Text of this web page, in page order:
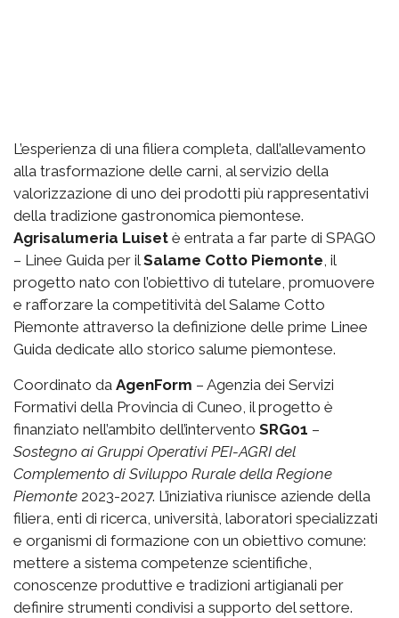
L’esperienza di una filiera completa, dall’allevamento
alla trasformazione delle carni, al servizio della
valorizzazione di uno dei prodotti più rappresentativi
della tradizione gastronomica piemontese.
Agrisalumeria Luiset è entrata a far parte di SPAGO
– Linee Guida per ilSalame Cotto Piemonte, il
progetto nato con l’obiettivo di tutelare, promuovere
e rafforzare la competitività del Salame Cotto
Piemonte attraverso la definizione delle prime Linee
Guida dedicate allo storico salume piemontese.
Coordinato da AgenForm – Agenzia dei Servizi
Formativi della Provincia di Cuneo, il progetto è
finanziato nell’ambito dell’intervento SRG01 –
Sostegno ai Gruppi Operativi PEI-AGRI del
Complemento di Sviluppo Rurale della Regione
Piemonte 2023-2027. L’iniziativa riunisce aziende della
filiera, enti di ricerca, università, laboratori specializzati
e organismi di formazione con un obiettivo comune:
mettere a sistema competenze scientifiche,
conoscenze produttive e tradizioni artigianali per
definire strumenti condivisi a supporto del settore.